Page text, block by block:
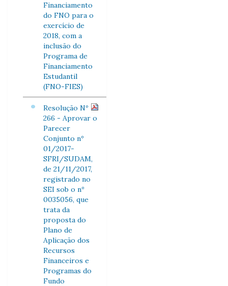
Financiamento
do FNO para o
exercício de
2018, com a
inclusão do
Programa de
Financiamento
Estudantil
(FNO-FIES)
Resolução Nº
266 - Aprovar o
Parecer
Conjunto nº
01/2017-
SFRI/SUDAM,
de 21/11/2017,
registrado no
SEI sob o nº
0035056, que
trata da
proposta do
Plano de
Aplicação dos
Recursos
Financeiros e
Programas do
Fundo